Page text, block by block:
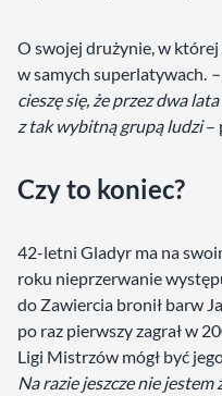
O swojej drużynie, w której
w samych superlatywach.
cieszę się, że przez dwa
z tak wybitną grupą ludzi–
Czy to koniec?
42-letni Gladyr ma na
roku nieprzerwanie
do Zawiercia bronił barw
po raz pierwszy zagrał w
Ligi Mistrzów mógł być
Na razie jeszcze nie